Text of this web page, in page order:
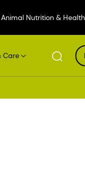
Animal Nutrition & Health
Care